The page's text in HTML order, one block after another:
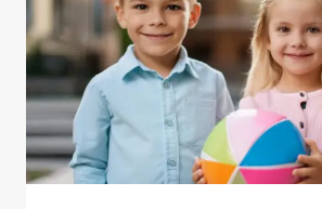
CÓMO
TRATARLAS